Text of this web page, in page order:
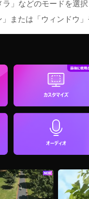
」などのモードを選
または「ウィンドウ」